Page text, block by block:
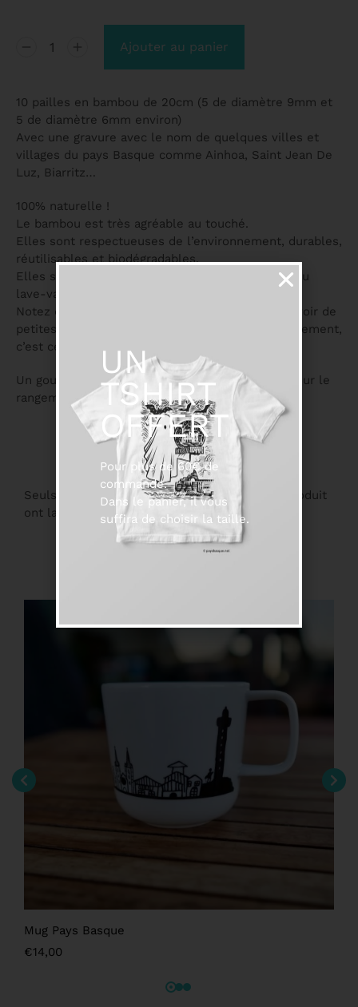
Ajouter au panier
10 pailles en bambou de 20cm (5 de diamètre 9mm et
5 de diamètre 6mm environ)
Avec une gravure avec le nom de quelques villes et
villages du pays Basque comme Ainhoa, Saint Jean De
Luz, Biarritz…
100% naturelle !
Le bambou est très agréable au touché.
Elles sont respectueuses de l’environnement, durables,
réutilisables et biodégradables.
Elles sont très solides, vous pouvez les passer au
lave-vaisselle sans aucun soucis.
Notez qu’il s’agit d’un produit naturel, il peut y avoir de
petites traces noires, les diamètres varient légèrement,
c’est ce qui fait leur charme
Un goupillon de nettoyage et une jolie housse pour le
rangement sont inclus dans ce pack .
Seuls les clients connectés ayant acheté ce produit
ont la possibilité de laisser un avis.
Mug Pays Basque
€14,00
UN
TSHIRT
OFFERT
Pour plus de 60€ de
commande.
Dans le panier, il vous
suffira de choisir la taille.